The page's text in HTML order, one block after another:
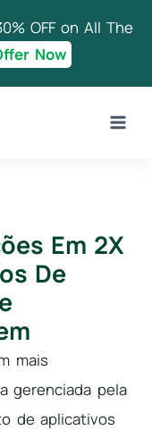
OFF on All The
Now
Em 2X
De
mais
gerenciada pela
de aplicativos